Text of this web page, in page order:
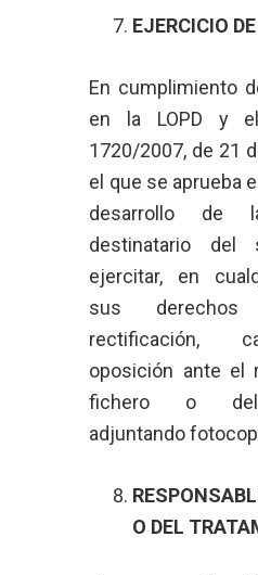
EJERCICIO
En cumplimiento
en la LOPD y
1720/2007, de 21
el que se aprueba
desarrollo de
destinatario del
ejercitar, en
sus
rectificación,
oposición ante el
fichero o del
adjuntando
O DEL